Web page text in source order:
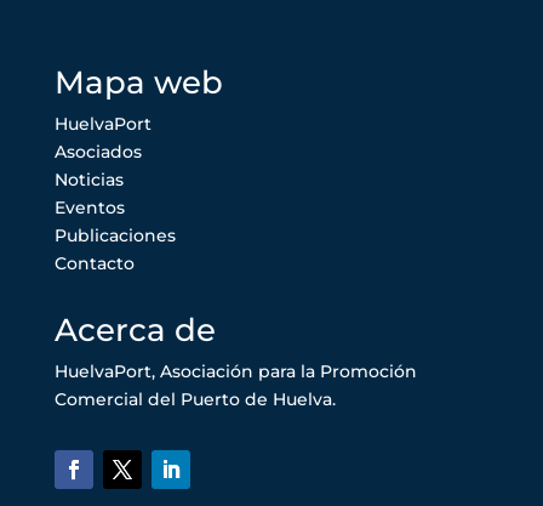
Mapa web
HuelvaPort
Asociados
Noticias
Eventos
Publicaciones
Contacto
Acerca de
HuelvaPort, Asociación para la Promoción
Comercial del Puerto de Huelva.